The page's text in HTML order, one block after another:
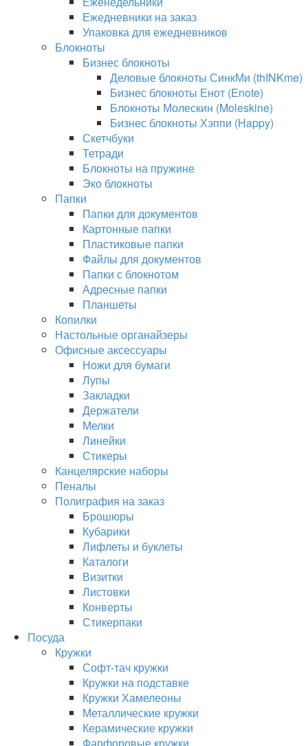
Ежедневники на заказ
Упаковка для ежедневников
Блокноты
Бизнес блокноты
Деловые блокноты СинкМи (thINKme)
Бизнес блокноты Енот (Enote)
Блокноты Молескин (Moleskine)
Бизнес блокноты Хэппи (Happy)
Скетчбуки
Тетради
Блокноты на пружине
Эко блокноты
Папки
Папки для документов
Картонные папки
Пластиковые папки
Файлы для документов
Папки с блокнотом
Адресные папки
Планшеты
Копилки
Настольные органайзеры
Офисные аксессуары
Ножи для бумаги
Лупы
Закладки
Держатели
Мелки
Линейки
Стикеры
Канцелярские наборы
Пеналы
Полиграфия на заказ
Брошюры
Кубарики
Лифлеты и буклеты
Каталоги
Визитки
Листовки
Конверты
Стикерпаки
Посуда
Кружки
Софт-тач кружки
Кружки на подставке
Кружки Хамелеоны
Металлические кружки
Керамические кружки